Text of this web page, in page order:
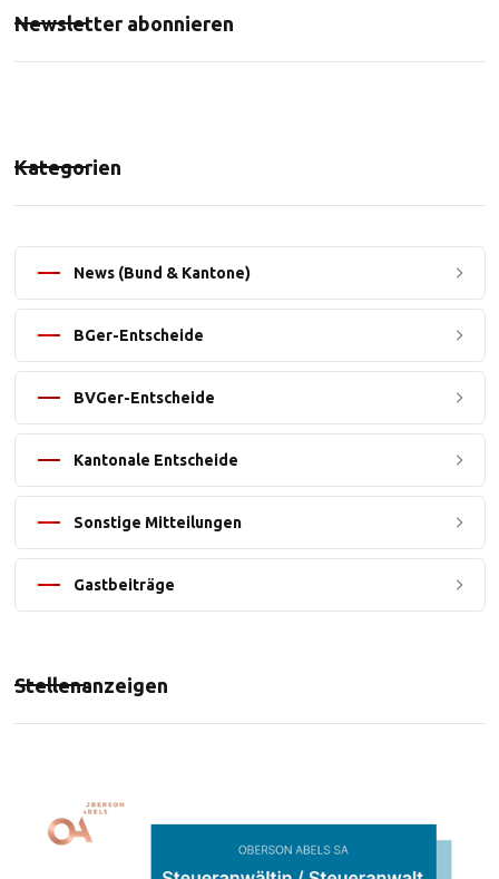
Newsletter abonnieren
Kategorien
News (Bund & Kantone)
BGer-Entscheide
BVGer-Entscheide
Kantonale Entscheide
Sonstige Mitteilungen
Gastbeiträge
Stellenanzeigen